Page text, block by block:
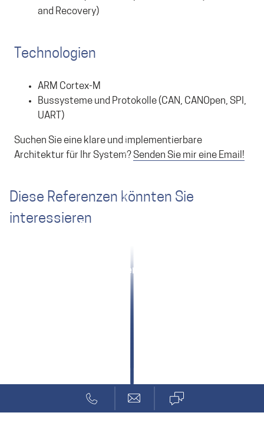
and Recovery)
Technologien
ARM Cortex-M
Bussysteme und Protokolle (CAN, CANOpen, SPI,
UART)
Suchen Sie eine klare und implementierbare
Architektur für Ihr System?Senden Sie mir eine Email!
Diese Referenzen könnten Sie
interessieren
Strategieentwicklung
weControl: Bodenstation für UAV